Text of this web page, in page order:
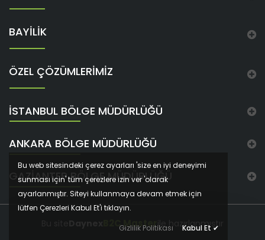
BAYİLİK
ÖZEL ÇÖZÜMLERİMİZ
İSTANBUL BÖLGE MÜDÜRLÜĞÜ
ANKARA BÖLGE MÜDÜRLÜĞÜ
GAZIANTEP BÖLGE MÜDÜRLÜĞÜ
B2C Masterile hazırlanmıştır
Bu web sitesindeki çerez ayarları 'size en iyi deneyimi
sunması için' tüm çerezlere izin ver 'olarak
ayarlanmıştır. Siteyi kullanmaya devam etmek için
lütfen Çerezleri Kabul Et'i tıklayın.
Gizlilik Politikası
Kabul Et ✔